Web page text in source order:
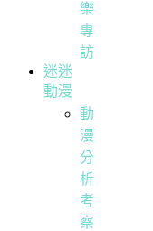
樂
專
訪
迷迷
動漫
動
漫
分
析
考
察